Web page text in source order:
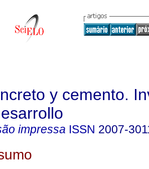
y cemento.
impressa ISSN 2007-